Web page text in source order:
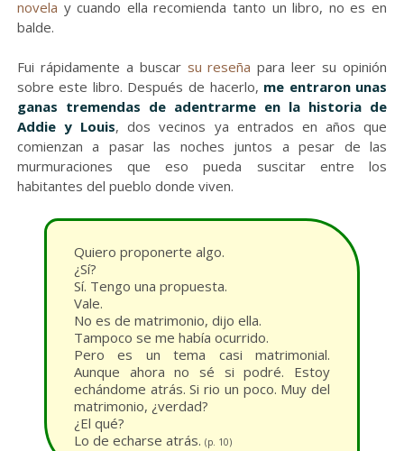
novela y cuando ella recomienda tanto un libro, no es en
balde.
Fui rápidamente a buscar su reseña para leer su opinión
sobre este libro. Después de hacerlo, me entraron unas
ganas tremendas de adentrarme en la historia de
Addie y Louis, dos vecinos ya entrados en años que
comienzan a pasar las noches juntos a pesar de las
murmuraciones que eso pueda suscitar entre los
habitantes del pueblo donde viven.
Quiero proponerte algo.
¿Sí?
Sí. Tengo una propuesta.
Vale.
No es de matrimonio, dijo ella.
Tampoco se me había ocurrido.
Pero es un tema casi matrimonial.
Aunque ahora no sé si podré. Estoy
echándome atrás. Si rio un poco. Muy del
matrimonio, ¿verdad?
¿El qué?
Lo de echarse atrás. (p. 10)